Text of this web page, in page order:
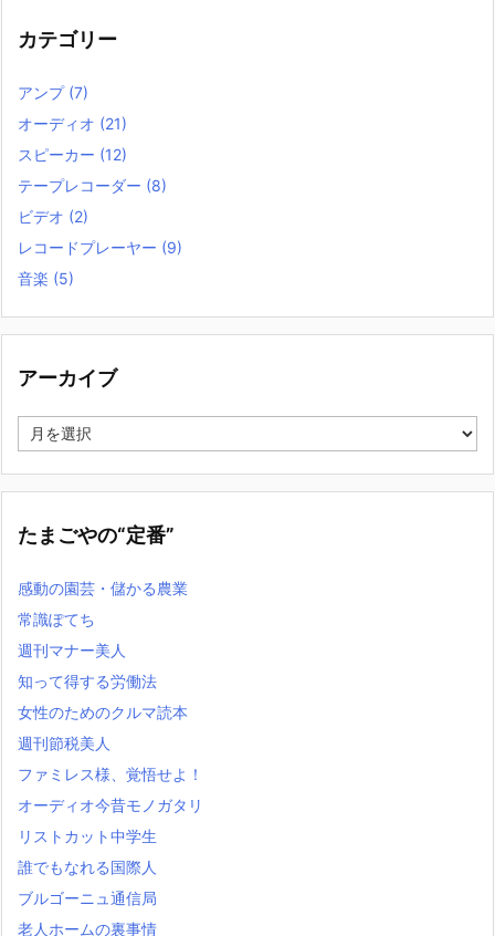
カテゴリー
アンプ (7)
オーディオ (21)
スピーカー (12)
テープレコーダー (8)
ビデオ (2)
レコードプレーヤー (9)
音楽 (5)
アーカイブ
ー
カ
イ
たまごやの“定番”
感動の園芸・儲かる農業
常識ぽてち
週刊マナー美人
知って得する労働法
女性のためのクルマ読本
週刊節税美人
ファミレス様、覚悟せよ！
オーディオ今昔モノガタリ
リストカット中学生
誰でもなれる国際人
ブルゴーニュ通信局
老人ホームの裏事情